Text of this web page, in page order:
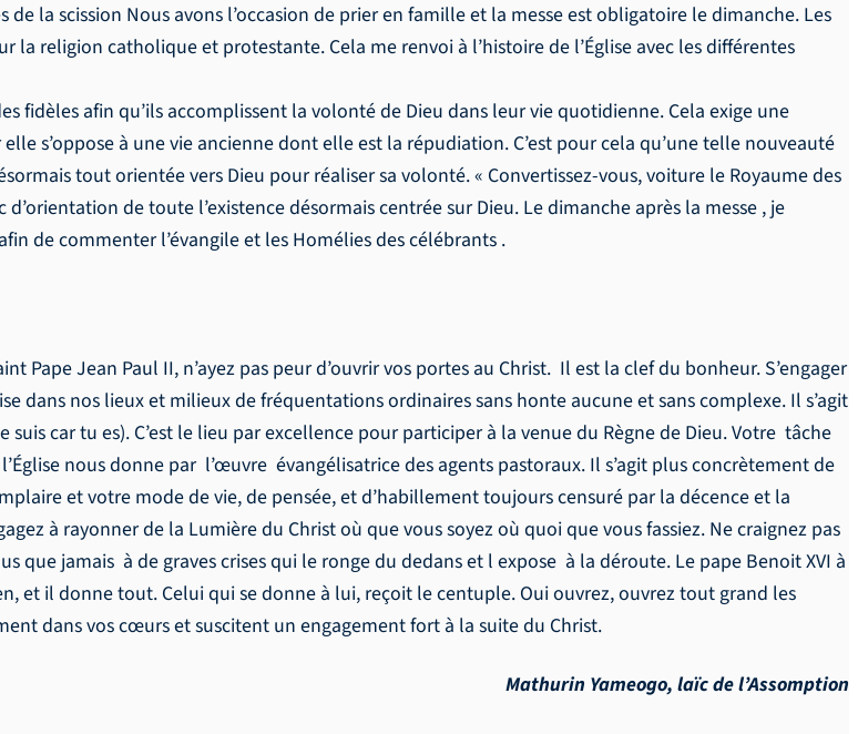
la scission Nous avons l’occasion de prier en famille et la messe est obligatoire le dimanche. Les
la religion catholique et protestante. Cela me renvoi à l’histoire de l’Église avec les différentes
fidèles afin qu’ils accomplissent la volonté de Dieu dans leur vie quotidienne. Cela exige une
s’oppose à une vie ancienne dont elle est la répudiation. C’est pour cela qu’une telle nouveauté
tout orientée vers Dieu pour réaliser sa volonté. « Convertissez-vous, voiture le Royaume des
de toute l’existence désormais centrée sur Dieu. Le dimanche après la messe , je
de commenter l’évangile et les Homélies des célébrants .
Pape Jean Paul II, n’ayez pas peur d’ouvrir vos portes au Christ. Il est la clef du bonheur. S’engager
dans nos lieux et milieux de fréquentations ordinaires sans honte aucune et sans complexe. Il s’agit
suis car tu es). C’est le lieu par excellence pour participer à la venue du Règne de Dieu. Votre tâche
nous donne par l’œuvre évangélisatrice des agents pastoraux. Il s’agit plus concrètement de
et votre mode de vie, de pensée, et d’habillement toujours censuré par la décence et la
à rayonner de la Lumière du Christ où que vous soyez où quoi que vous fassiez. Ne craignez pas
jamais à de graves crises qui le ronge du dedans et l expose à la déroute. Le pape Benoit XVI à
et il donne tout. Celui qui se donne à lui, reçoit le centuple. Oui ouvrez, ouvrez tout grand les
dans vos cœurs et suscitent un engagement fort à la suite du Christ.
Mathurin Yameogo, laïc de l’Assomption